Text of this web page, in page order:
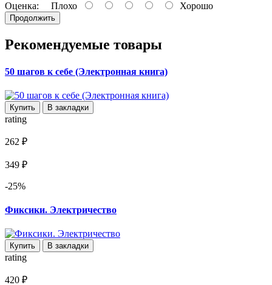
Оценка: Плохо Хорошо
Продолжить
Рекомендуемые товары
50 шагов к себе (Электронная книга)
Купить В закладки
rating
262 ₽
349 ₽
-25%
Фиксики. Электричество
Купить В закладки
rating
420 ₽